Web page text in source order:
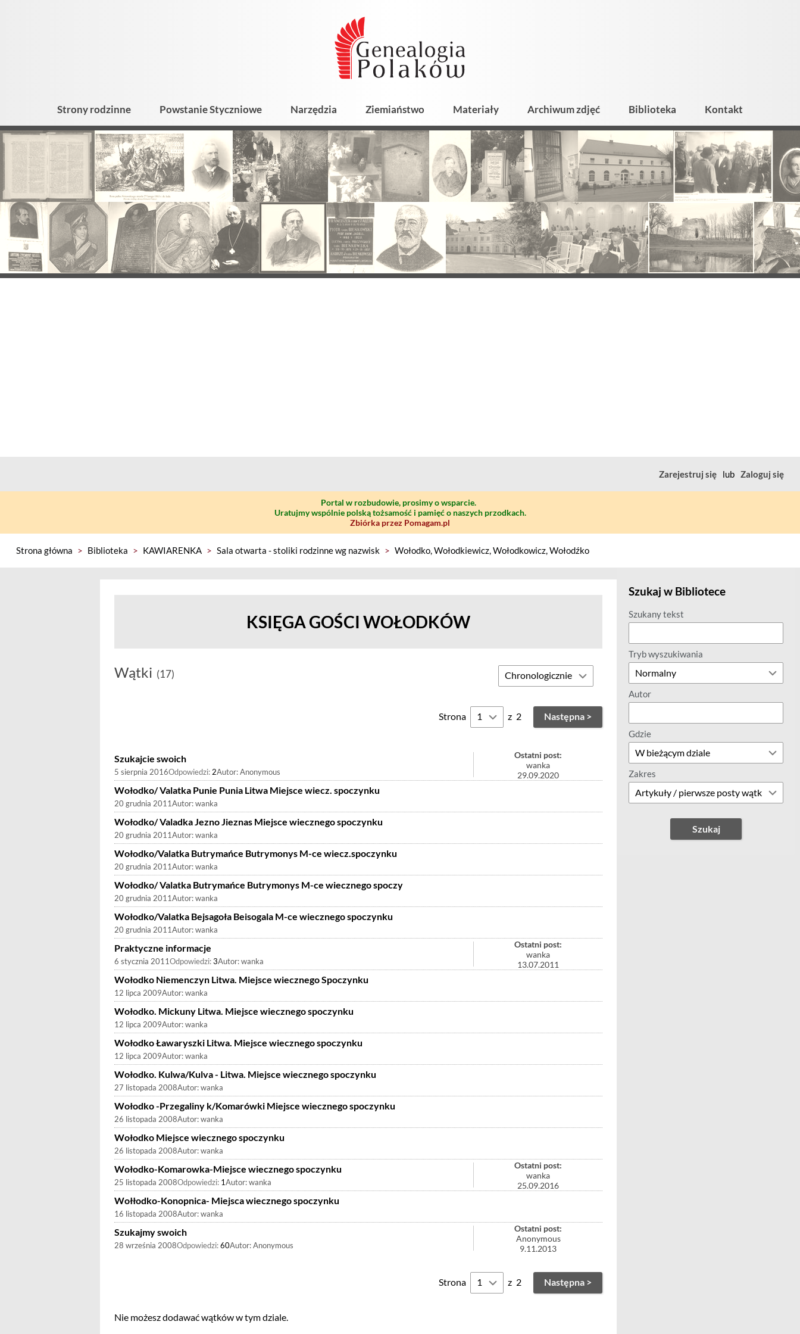
Strony rodzinne Powstanie Styczniowe Narzędzia Ziemiaństwo Materiały Archiwum zdjęć Biblioteka Kontakt
Zarejestruj się lub Zaloguj się
Portal w rozbudowie, prosimy o wsparcie.
Uratujmy wspólnie polską tożsamość i pamięć o naszych przodkach.
Zbiórka przez Pomagam.pl
Strona główna > Biblioteka > KAWIARENKA > Sala otwarta - stoliki rodzinne wg nazwisk > Wołodko, Wołodkiewicz, Wołodkowicz, Wołodźko
KSIĘGA GOŚCI WOŁODKÓW
Wątki (17)
Strona z 2 Następna >
Szukajcie swoich
5 sierpnia 2016Odpowiedzi: 2Autor:Anonymous
Ostatni post:
wanka
29.09.2020
Wołodko/ Valatka Punie Punia Litwa Miejsce wiecz. spoczynku
20 grudnia 2011Autor:wanka
Wołodko/ Valadka Jezno Jieznas Miejsce wiecznego spoczynku
20 grudnia 2011Autor:wanka
Wołodko/Valatka Butrymańce Butrymonys M-ce wiecz.spoczynku
20 grudnia 2011Autor:wanka
Wołodko/ Valatka Butrymańce Butrymonys M-ce wiecznego spoczy
20 grudnia 2011Autor:wanka
Wołodko/Valatka Bejsagoła Beisogala M-ce wiecznego spoczynku
20 grudnia 2011Autor:wanka
Praktyczne informacje
6 stycznia 2011Odpowiedzi:3Autor:wanka
Ostatni post:
wanka
13.07.2011
Wołodko Niemenczyn Litwa. Miejsce wiecznego Spoczynku
12 lipca 2009Autor:wanka
Wołodko. Mickuny Litwa. Miejsce wiecznego spoczynku
12 lipca 2009Autor:wanka
Wołodko Ławaryszki Litwa. Miejsce wiecznego spoczynku
12 lipca 2009Autor:wanka
Wołodko. Kulwa/Kulva - Litwa. Miejsce wiecznego spoczynku
27 listopada 2008Autor:wanka
Wołodko -Przegaliny k/Komarówki Miejsce wiecznego spoczynku
26 listopada 2008Autor:wanka
Wołodko Miejsce wiecznego spoczynku
26 listopada 2008Autor:wanka
Wołodko-Komarowka-Miejsce wiecznego spoczynku
25 listopada 2008Odpowiedzi: 1Autor:wanka
Ostatni post:
wanka
25.09.2016
Wołłodko-Konopnica- Miejsca wiecznego spoczynku
16 listopada 2008Autor:wanka
Szukajmy swoich
28 września 2008Odpowiedzi:60Autor:Anonymous
Ostatni post:
Anonymous
9.11.2013
Strona z 2 Następna >
Nie możesz dodawać wątków w tym dziale.
Szukaj w Bibliotece
Szukany tekst
Tryb wyszukiwania
Autor
Gdzie
Zakres
Szukaj